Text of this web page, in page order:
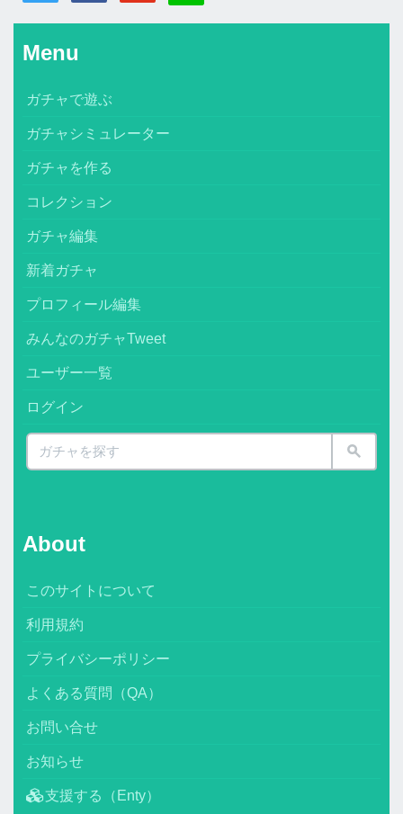
Menu
ガチャで遊ぶ
ガチャシミュレーター
ガチャを作る
コレクション
ガチャ編集
新着ガチャ
プロフィール編集
みんなのガチャTweet
ユーザー一覧
ログイン
About
このサイトについて
利用規約
プライバシーポリシー
よくある質問（QA）
お問い合せ
お知らせ
支援する（Enty）